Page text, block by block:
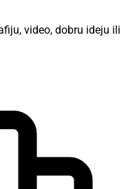
video, dobru ideju ili